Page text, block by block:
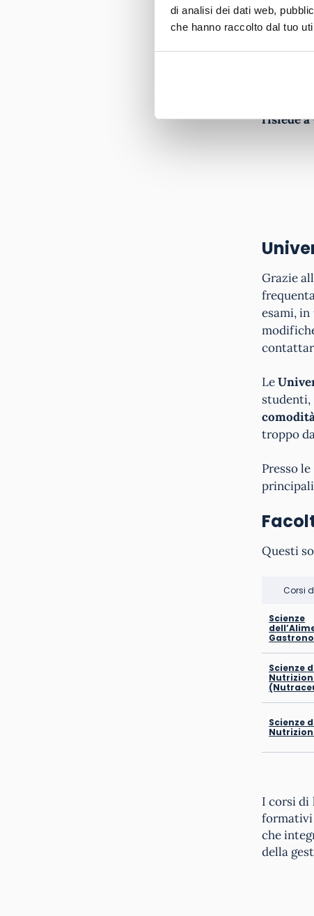
di analisi dei dati web,
che hanno raccolto dal tuo
IUL
che
risiede a
Grazie
esami,
Le
troppo
Presso le
Questi
Corsi
Scienze
Scienze
Scienze
I corsi di
formativi
che
della